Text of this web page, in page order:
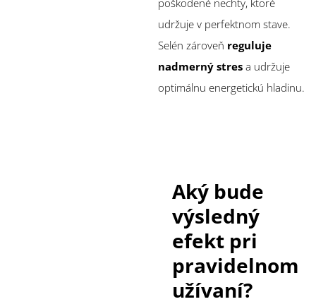
udržuje v perfektnom stave.
Selén zároveň reguluje
nadmerný stres a udržuje
optimálnu energetickú hladinu.
Aký bude
výsledný
efekt pri
pravidelnom
užívaní?